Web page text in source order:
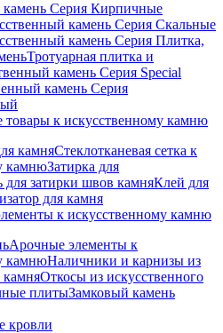
камень Серия Кирпичные
камень Серия Скальные
камень Серия Плитка,
Тротуарная плитка и
камень Серия Special
камень Серия
к искусственному камню
камняСтеклотканевая сетка к
камнюЗатирка для
для затирки швов камняКлей для
для камня
к искусственному камню
Арочные элементы к
камнюНаличники и карнизы из
камняОткосы из искусственного
плитыЗамковый камень
кровли